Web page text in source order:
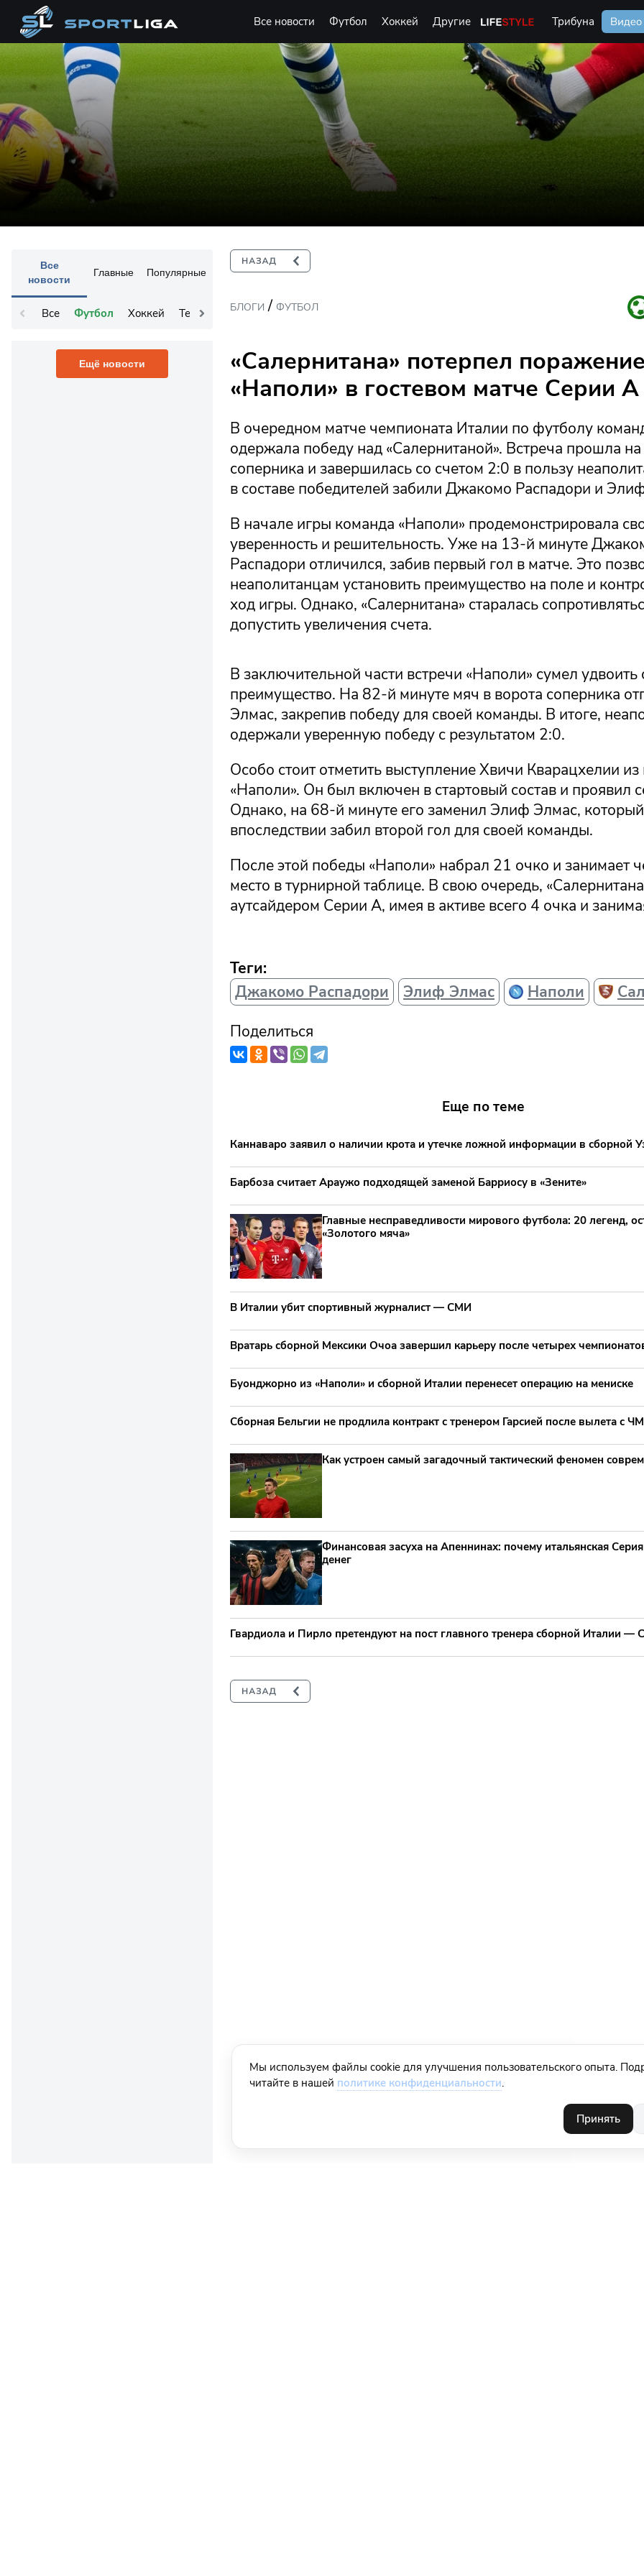
Все новости Футбол Хоккей Другие Life Style Трибуна Видео
Все
новости
Главные Популярные
Все Футбол Хоккей Теннис Остальное
Ещё новости
БЛОГИ / ФУТБОЛ
«Салернитана» потерпел
«Наполи» в гостевом матче Серии А
В очередном матче чемпионата Италии по футболу
одержала победу над «Салернитаной». Встреча прошла
соперника и завершилась со счетом 2:0 в пользу
в составе победителей забили Джакомо Распадори и
В начале игры команда «Наполи» продемонстрировала
уверенность и решительность. Уже на 13-й минуте
Распадори отличился, забив первый гол в матче. Это
неаполитанцам установить преимущество на поле и
ход игры. Однако, «Салернитана» старалась
допустить увеличения счета.
В заключительной части встречи «Наполи» сумел удвоить
преимущество. На 82-й минуте мяч в ворота соперника
Элмас, закрепив победу для своей команды. В итоге,
одержали уверенную победу с результатом 2:0.
Особо стоит отметить выступление Хвичи Кварацхелии
«Наполи». Он был включен в стартовый состав и проявил
Однако, на 68-й минуте его заменил Элиф Элмас, который
впоследствии забил второй гол для своей команды.
После этой победы «Наполи» набрал 21 очко и занимает
место в турнирной таблице. В свою очередь,
аутсайдером Серии А, имея в активе всего 4 очка и
Теги:
Джакомо Распадори
Элиф Элмас Наполи
Поделиться
Еще по теме
Каннаваро заявил о наличии крота и утечке ложной информации в сборной
Барбоза считает Араужо подходящей заменой Барриосу в «Зените»
Главные несправедливости мирового футбола: 20 легенд,
«Золотого мяча»
В Италии убит спортивный журналист — СМИ
Вратарь сборной Мексики Очоа завершил карьеру после четырех
Буонджорно из «Наполи» и сборной Италии перенесет операцию на мениске
Сборная Бельгии не продлила контракт с тренером Гарсией после вылета с ЧМ
Как устроен самый загадочный тактический феномен
Финансовая засуха на Апеннинах: почему итальянская
денег
Гвардиола и Пирло претендуют на пост главного тренера сборной Италии —
Мы используем файлы cookie для улучшения пользовательского опыта.
читайте в нашей политике конфиденциальности.
Принять